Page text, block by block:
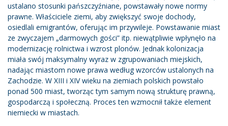
ustalano stosunki pańszczyźniane, powstawały nowe normy
prawne. Właściciele ziemi, aby zwiększyć swoje dochody,
osiedlali emigrantów, oferując im przywileje. Powstawanie miast
ze zwyczajem „darmowych gości” itp. niewątpliwie wpłynęło na
modernizację rolnictwa i wzrost plonów. Jednak kolonizacja
miała swój maksymalny wyraz w zgrupowaniach miejskich,
nadając miastom nowe prawa według wzorców ustalonych na
Zachodzie. W XIII i XIV wieku na ziemiach polskich powstało
ponad 500 miast, tworząc tym samym nową strukturę prawną,
gospodarczą i społeczną. Proces ten wzmocnił także element
niemiecki w miastach.